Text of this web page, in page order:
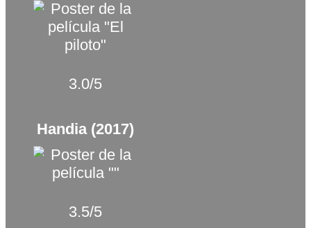
3.0/5
Handia (2017)
3.5/5